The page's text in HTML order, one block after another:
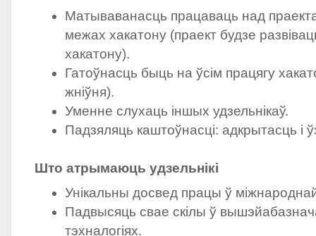
Матываванасць працаваць над
межах хакатону (праект будзе
хакатону).
Гатоўнасць быць на ўсім працягу
жніўня).
Уменне слухаць іншых удзельнікаў.
Падзяляць каштоўнасці: адкрытасць і
Што атрымаюць удзельнікі
Унікальны досвед працы ў
Падвысяць свае скілы ў
тэхналогіях.